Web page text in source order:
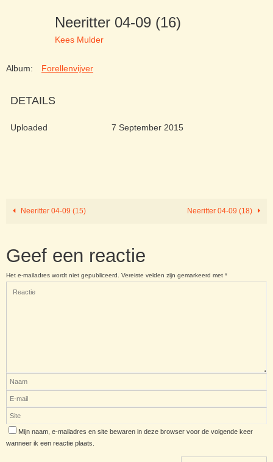
Neeritter 04-09 (16)
Kees Mulder
Album: Forellenvijver
DETAILS
Uploaded 7 September 2015
Neeritter 04-09 (15) Neeritter 04-09 (18)
Geef een reactie
Het e-mailadres wordt niet gepubliceerd. Vereiste velden zijn gemarkeerd met *
Mijn naam, e-mailadres en site bewaren in deze browser voor de volgende keer
wanneer ik een reactie plaats.